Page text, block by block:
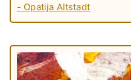
- Opatija Altstadt